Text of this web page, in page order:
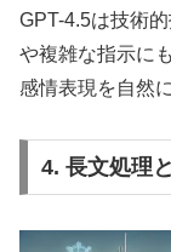
GPT-4.5は技術
や複雑な指示に
感情表現を自然
4. 長文処理